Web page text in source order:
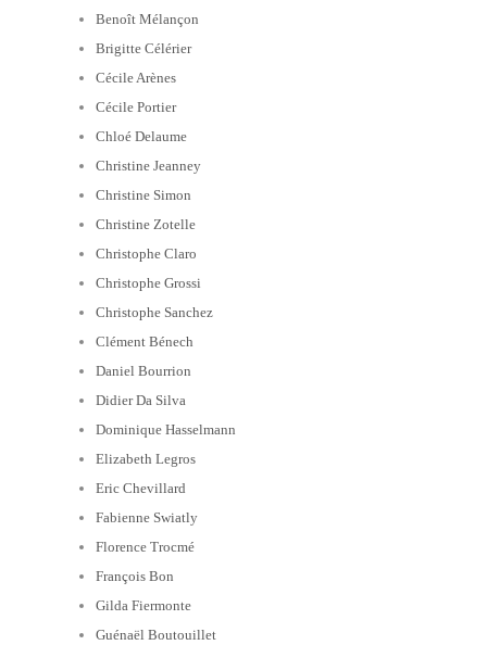
Benoît Mélançon
Brigitte Célérier
Cécile Arènes
Cécile Portier
Chloé Delaume
Christine Jeanney
Christine Simon
Christine Zotelle
Christophe Claro
Christophe Grossi
Christophe Sanchez
Clément Bénech
Daniel Bourrion
Didier Da Silva
Dominique Hasselmann
Elizabeth Legros
Eric Chevillard
Fabienne Swiatly
Florence Trocmé
François Bon
Gilda Fiermonte
Guénaël Boutouillet